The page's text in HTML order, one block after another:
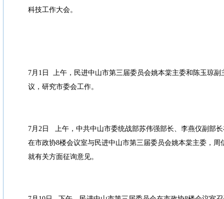
科技工作大会。
7月1日 上午，民进中山市第三届委员会姚本棠主委和陈玉琼副
议，研究市委会工作。
7月2日 上午，中共中山市委统战部苏伟强部长、李燕仪副部
在市政协8楼会议室与民进中山市第三届委员会姚本棠主委，周
就有关方面征询意见。